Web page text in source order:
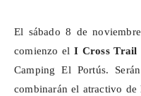
El sábado 8 de
comienzo elI Cross Trail
Camping El Portús.
combinarán el atractivo de